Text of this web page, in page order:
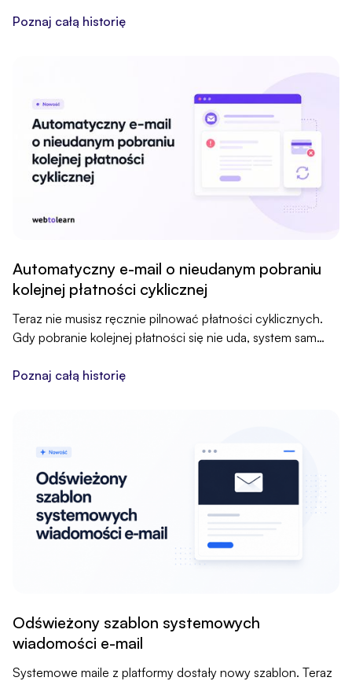
kliknięciem.
Poznaj całą historię
Automatyczny e-mail o nieudanym pobraniu
kolejnej płatności cyklicznej
Teraz nie musisz ręcznie pilnować płatności cyklicznych.
Gdy pobranie kolejnej płatności się nie uda, system sam
należności.
Poznaj całą historię
Odświeżony szablon systemowych
wiadomości e-mail
Systemowe maile z platformy dostały nowy szablon. Teraz